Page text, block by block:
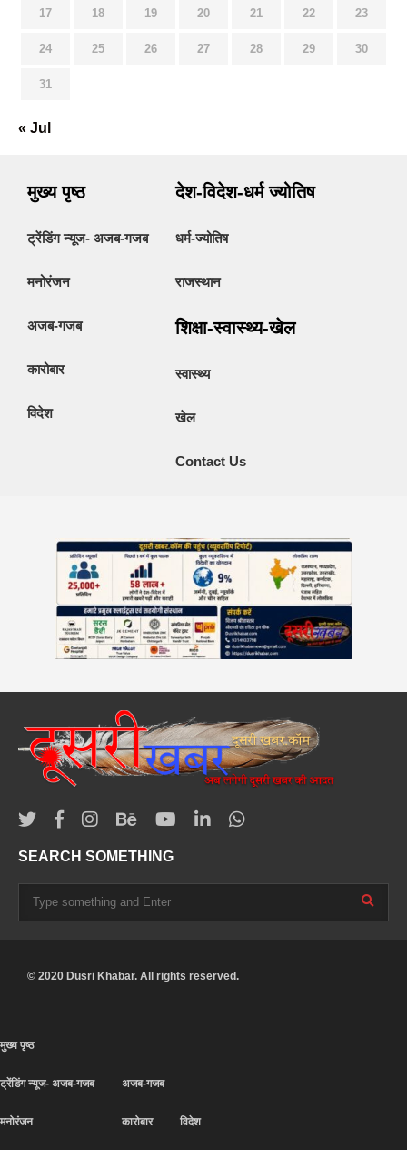
17 18 19 20 21 22 23
24 25 26 27 28 29 30
31
« Jul
मुख्य पृष्ठ
ट्रेंडिंग न्यूज- अजब-गजब
मनोरंजन
अजब-गजब
कारोबार
विदेश
देश-विदेश-धर्म ज्योतिष
धर्म-ज्योतिष
राजस्थान
शिक्षा-स्वास्थ्य-खेल
स्वास्थ्य
खेल
Contact Us
SEARCH SOMETHING
© 2020 Dusri Khabar. All rights reserved.
मुख्य पृष्ठ
ट्रेंडिंग न्यूज- अजब-गजब
मनोरंजन
अजब-गजब
कारोबार विदेश